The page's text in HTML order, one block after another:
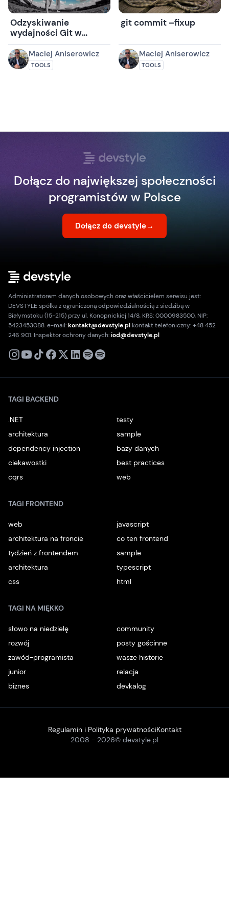
Odzyskiwanie
wydajności Git w
dużym repozytorium:
sparse checkout
Maciej Aniserowicz
TOOLS
git commit –fixup
Maciej Aniserowicz
TOOLS
Dołącz do największej społeczności
programistów w Polsce
Dołącz do devstyle→
Administratorem danych osobowych oraz właścicielem serwisu jest:
DEVSTYLE spółka z ograniczoną odpowiedzialnością z siedzibą w
Białymstoku (15-215) przy ul. Konopnickiej 14/8, KRS: 0000983500, NIP:
5423453088. e-mail:kontakt@devstyle.plkontakt telefoniczny: +48 452
246 901. Inspektor ochrony danych:iod@devstyle.pl
X
TAGI BACKEND
.NET
testy
architektura
sample
dependency injection
bazy danych
ciekawostki
best practices
cqrs
web
TAGI FRONTEND
web
javascript
architektura na froncie
co ten frontend
tydzień z frontendem
sample
architektura
typescript
css
html
TAGI NA MIĘKKO
słowo na niedzielę
community
rozwój
posty gościnne
zawód-programista
wasze historie
junior
relacja
biznes
devkalog
2008 - 2026© devstyle.pl
Regulamin i Polityka prywatnościKontakt